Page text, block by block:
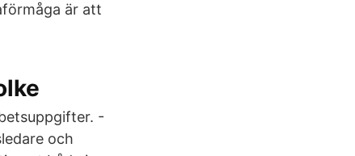
är att
-
och